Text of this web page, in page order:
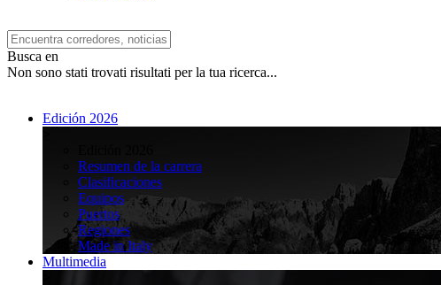
Busca en
Non sono stati trovati risultati per la tua ricerca...
Edición 2026
Resumen de la carrera
Clasificaciones
Equipos
Puertos
Regiones
Made in Italy
Multimedia